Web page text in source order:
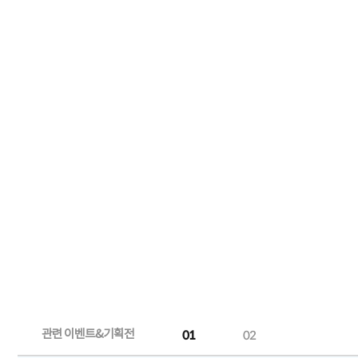
관련 이벤트&기획전 01 02